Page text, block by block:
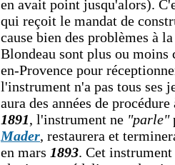
en avait point jusqu'alors).
qui reçoit le mandat de
cause bien des problèmes à
Blondeau sont plus ou
en-Provence pour
l'instrument n'a pas tous ses
aura des années de
1891, l'instrument ne "parle"
Mader, restaurera et
en mars 1893. Cet